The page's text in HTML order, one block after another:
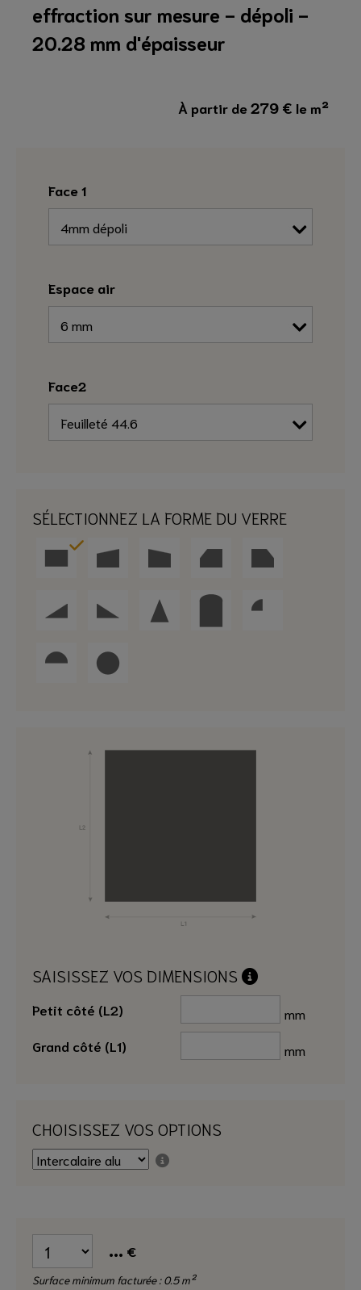
effraction sur mesure - dépoli -
20.28 mm d'épaisseur
À partir de279 € le m²
Face 1
Espace air
Face2
SÉLECTIONNEZ LA FORME DU VERRE
SAISISSEZ VOS DIMENSIONS
Petit côté (L2)
mm
Grand côté (L1)
mm
CHOISISSEZ VOS OPTIONS
... €
Surface minimum facturée : 0.5 m²